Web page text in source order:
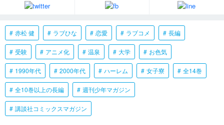
赤松 健 ラブひな 恋愛 ラブコメ 長編
受験 アニメ化 温泉 大学 お色気
1990年代 2000年代 ハーレム 女子寮 全14巻
全10巻以上の長編 週刊少年マガジン
講談社コミックスマガジン